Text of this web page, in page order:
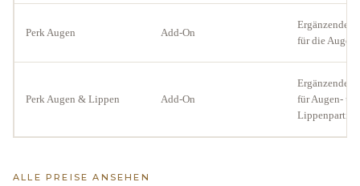
Perk Augen Add-On
Ergänzende
für die
Perk Augen & Lippen Add-On
Ergänzende
für Augen-
Lippenpartie
ALLE PREISE ANSEHEN